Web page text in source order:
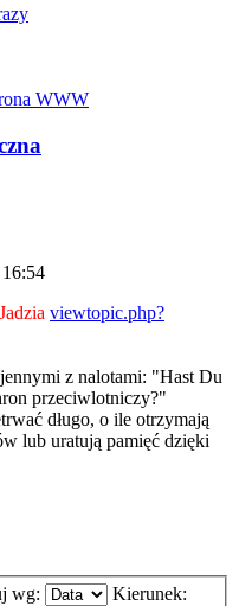
WWW
viewtopic.php?
z nalotami: "Hast Du
przeciwlotniczy?"
długo, o ile otrzymają
lub uratują pamięć dzięki
wg: Kierunek: